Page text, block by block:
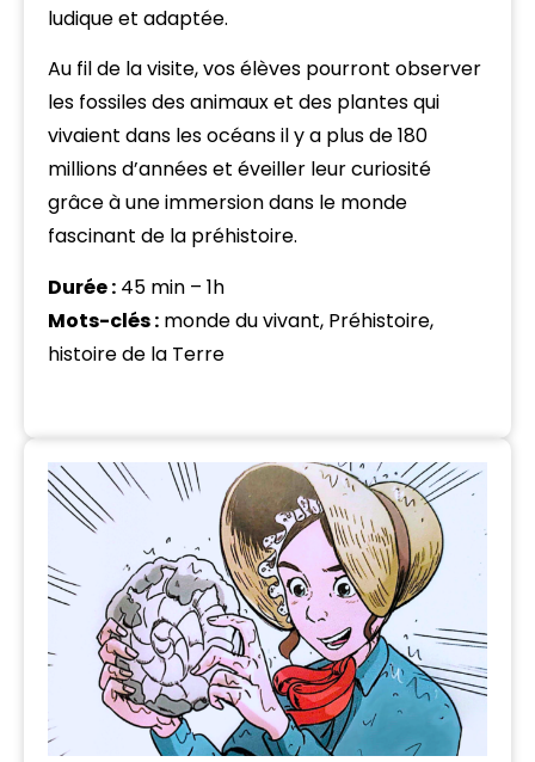
ludique et adaptée.
Au fil de la visite, vos élèves pourront observer
les fossiles des animaux et des plantes qui
vivaient dans les océans il y a plus de 180
millions d’années et éveiller leur curiosité
grâce à une immersion dans le monde
fascinant de la préhistoire.
Durée : 45 min – 1h
Mots-clés : monde du vivant, Préhistoire,
histoire de la Terre